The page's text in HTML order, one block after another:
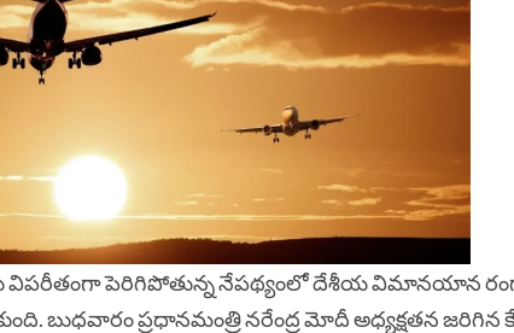
పెరిగిపోతున్న నేపథ్యంలో దేశీయ విమానయాన
బుధవారం ప్రధానమంత్రి నరేంద్ర మోదీ అధ్యక్షతన జరిగిన